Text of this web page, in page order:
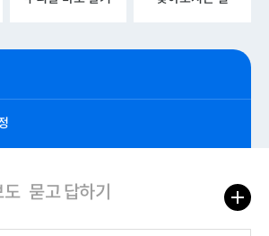
도 묻고 답하기